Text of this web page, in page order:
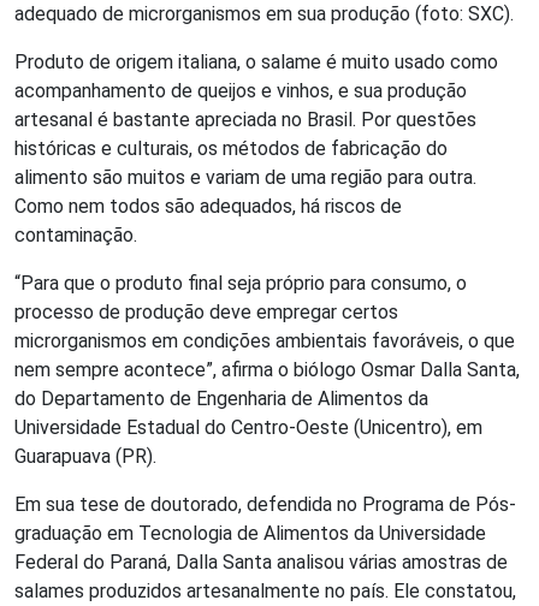
adequado de microrganismos em sua produção (foto: SXC).
Produto de origem italiana, o salame é muito usado como
acompanhamento de queijos e vinhos, e sua produção
artesanal é bastante apreciada no Brasil. Por questões
históricas e culturais, os métodos de fabricação do
alimento são muitos e variam de uma região para outra.
Como nem todos são adequados, há riscos de
contaminação.
“Para que o produto final seja próprio para consumo, o
processo de produção deve empregar certos
microrganismos em condições ambientais favoráveis, o que
nem sempre acontece”, afirma o biólogo Osmar Dalla Santa,
do Departamento de Engenharia de Alimentos da
Universidade Estadual do Centro-Oeste (Unicentro), em
Guarapuava (PR).
Em sua tese de doutorado, defendida no Programa de Pós-
graduação em Tecnologia de Alimentos da Universidade
Federal do Paraná, Dalla Santa analisou várias amostras de
salames produzidos artesanalmente no país. Ele constatou,